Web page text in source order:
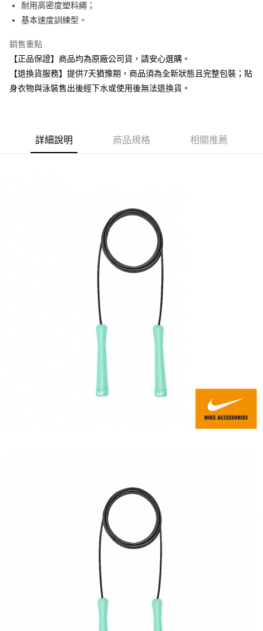
全家取貨付款
每筆NT$80，滿NT$599(含以上)免運費
7-11取貨付款
每筆NT$80，滿NT$599(含以上)免運費
耐用高密度塑料繩；
基本速度訓練型。
銷售重點
【正品保證】商品均為原廠公司貨，請安心選購。
【退換貨服務】提供7天猶豫期，商品須為全新狀態且完整包裝；貼
身衣物與泳裝售出後經下水或使用後無法退換貨。
詳細說明 商品規格 相關推薦